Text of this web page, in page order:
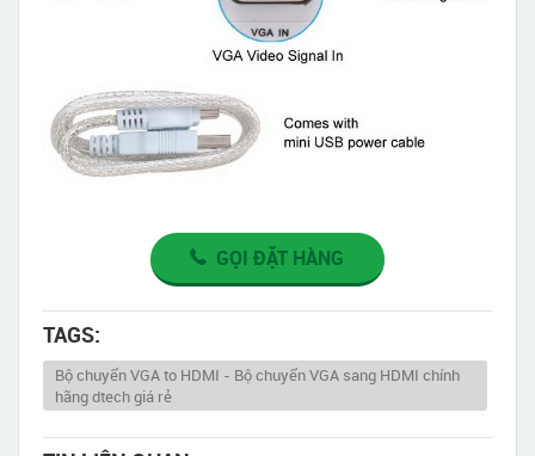
GỌI ĐẶT HÀNG
TAGS:
Bộ chuyển VGA to HDMI - Bộ chuyển VGA sang HDMI chính
hãng dtech giá rẻ